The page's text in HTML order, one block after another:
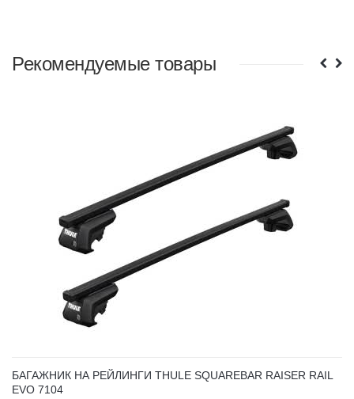
Рекомендуемые товары
БАГАЖНИК НА РЕЙЛИНГИ THULE SQUAREBAR RAISER RAIL
EVO 7104